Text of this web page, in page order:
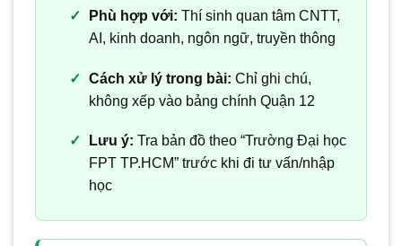
Phù hợp với: Thí sinh quan tâm CNTT,
AI, kinh doanh, ngôn ngữ, truyền thông
Cách xử lý trong bài: Chỉ ghi chú,
không xếp vào bảng chính Quận 12
Lưu ý: Tra bản đồ theo “Trường Đại học
FPT TP.HCM” trước khi đi tư vấn/nhập
học